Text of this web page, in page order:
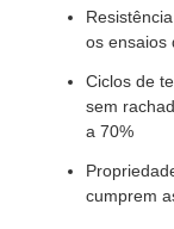
os ensaios
Ciclos de
sem
a 70%
cumprem